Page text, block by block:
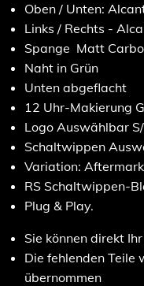
Oben / Unten:
Links / Rechts -
Spange Matt
Naht in Grün
Unten abgeflacht
12 Uhr-Makierung
Logo Auswählbar
Schaltwippen
Variation:
RS Schaltwippen-
Plug & Play.
Sie können direkt
Die fehlenden Teile
übernommen